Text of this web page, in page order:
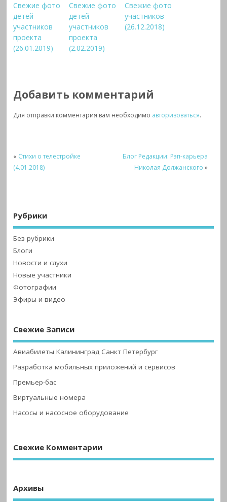
Свежие фото
детей
участников
проекта
(26.01.2019)
Свежие фото
детей
участников
проекта
(2.02.2019)
Свежие фото
участников
(26.12.2018)
Добавить комментарий
Для отправки комментария вам необходимо авторизоваться.
« Стихи о телестройке
(4.01.2018)
Блог Редакции: Рэп-карьера
Николая Должанского »
Рубрики
Без рубрики
Блоги
Новости и слухи
Новые участники
Фотографии
Эфиры и видео
Свежие Записи
Авиабилеты Калининград Санкт Петербург
Разработка мобильных приложений и сервисов
Премьер-бас
Виртуальные номера
Насосы и насосное оборудование
Свежие Комментарии
Архивы